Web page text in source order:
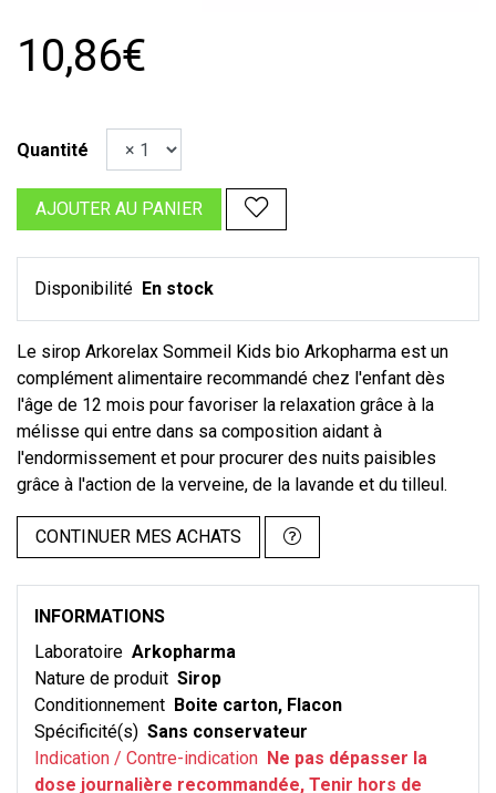
10,86€
Quantité
AJOUTER AU PANIER
Disponibilité En stock
Le sirop Arkorelax Sommeil Kids bio Arkopharma est un
complément alimentaire recommandé chez l'enfant dès
l'âge de 12 mois pour favoriser la relaxation grâce à la
mélisse qui entre dans sa composition aidant à
l'endormissement et pour procurer des nuits paisibles
grâce à l'action de la verveine, de la lavande et du tilleul.
CONTINUER MES ACHATS
INFORMATIONS
Laboratoire Arkopharma
Nature de produit Sirop
Conditionnement Boite carton, Flacon
Spécificité(s) Sans conservateur
Indication / Contre-indication Ne pas dépasser la
dose journalière recommandée, Tenir hors de